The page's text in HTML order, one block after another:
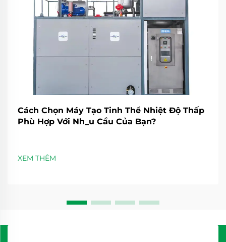
Cách Chọn Máy Tạo Tinh Thể Nhiệt Độ Thấp
Phù Hợp Với Nh_u Cầu Của Bạn?
XEM THÊM